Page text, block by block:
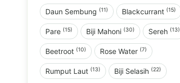
Daun Sembung (11) Blackcurrant (15)
Pare (15) Biji Mahoni (30) Sereh (13)
Beetroot (10) Rose Water (7)
Rumput Laut (13) Biji Selasih (22)